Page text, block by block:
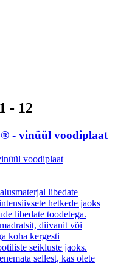
- 12
- vinüül voodiplaat
libedate
hetkede jaoks
libedate toodetega.
diivanit või
koha kergesti
seikluste jaoks.
sellest, kas olete